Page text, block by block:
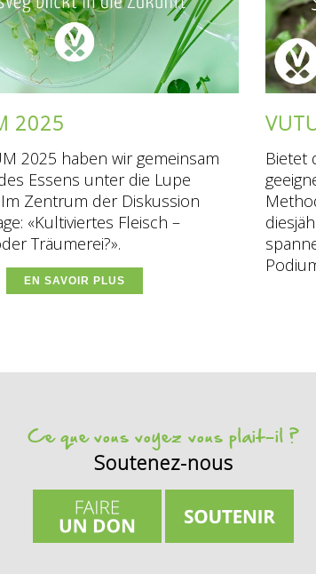
2025
2025 haben wir gemeinsam
Essens unter die Lupe
Zentrum der Diskussion
«Kultiviertes Fleisch –
Träumerei?».
EN SAVOIR PLUS
Bietet
Ce que vous voyez vous plait-il ?
Soutenez-nous